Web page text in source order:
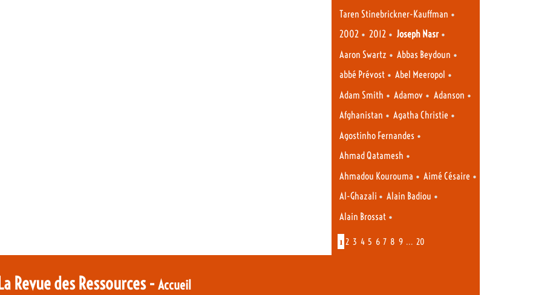
Taren Stinebrickner-Kauffman •
2002 • 2012 • Joseph Nasr•
Aaron Swartz • Abbas Beydoun •
abbé Prévost • Abel Meeropol •
Adam Smith • Adamov • Adanson •
Afghanistan • Agatha Christie •
Agostinho Fernandes •
Ahmad Qatamesh •
Ahmadou Kourouma • Aimé Césaire •
Al-Ghazali • Alain Badiou •
Alain Brossat •
1 2 3 4 5 6 7 8 9 … 20
La Revue des Ressources -Accueil